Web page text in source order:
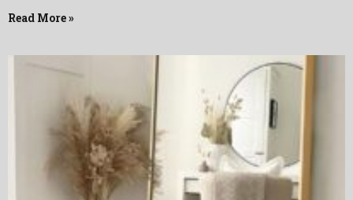
Read More »